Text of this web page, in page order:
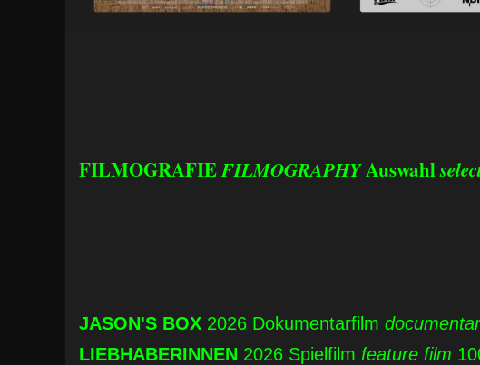
FILMOGRAFIEFILMOGRAPHYAuswahl
JASON'S BOX 2026 Dokumentarfilm
LIEBHABERINNEN 2026 Spielfilm feature film